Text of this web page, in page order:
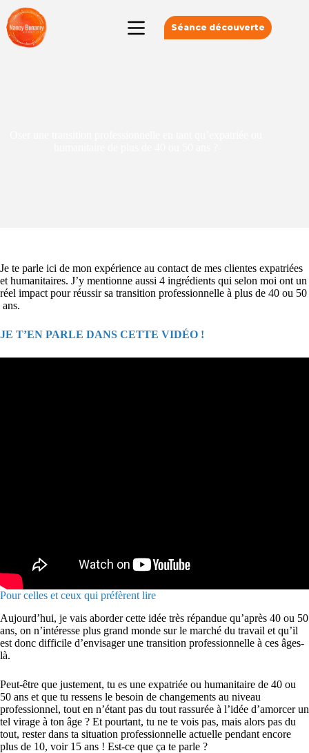
Séance découverte
Je te parle ici de mon expérience au contact de mes clientes expatriées
et humanitaires. J’y mentionne aussi 4 ingrédients qui selon moi ont un
réel impact pour réussir sa transition professionnelle à plus de 40 ou 50
ans.
JE T’EN PARLE DANS CETTE VIDÉO !
Pour celles et ceux qui préfèrent lire
​Aujourd’hui, je vais aborder cette idée très répandue qu’après 40 ou 50
ans, on n’intéresse plus grand monde sur le marché du travail et qu’il
est donc difficile d’envisager une transition professionnelle à ces âges-
là.
Peut-être que justement, tu es une expatriée ou humanitaire de 40 ou
50 ans et que tu ressens le besoin de changements au niveau
professionnel, tout en n’étant pas du tout rassurée à l’idée d’amorcer un
tel virage à ton âge ? Et pourtant, tu ne te vois pas, mais alors pas du
tout, rester dans ta situation professionnelle actuelle pendant encore
plus de 10, voir 15 ans ! Est-ce que ça te parle ?